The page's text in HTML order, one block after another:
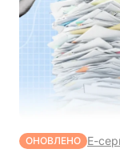
ОНОВЛЕНО Е-